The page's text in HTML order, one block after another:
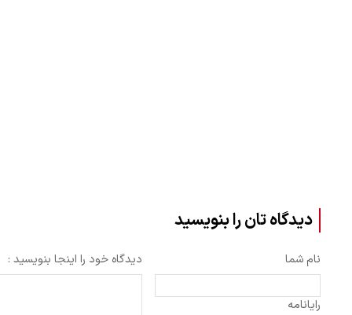
دیدگاه تان را بنویسید
نام شما
رایانامه
دیدگاه خود را اینجا بنویسید :